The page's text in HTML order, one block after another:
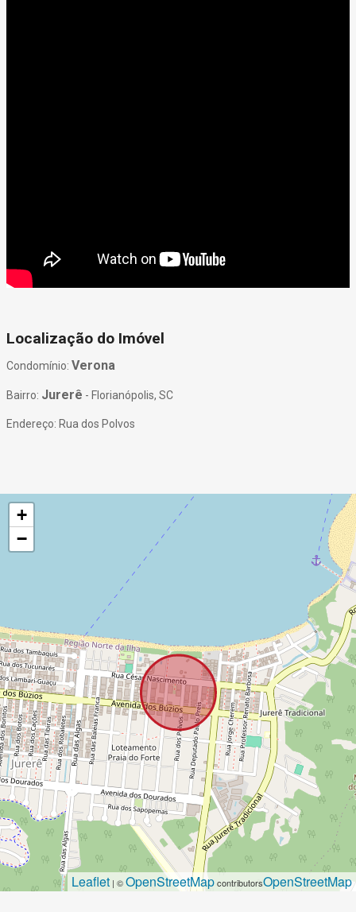
Localização do Imóvel
Condomínio: Verona
Bairro: Jurerê - Florianópolis, SC
Endereço: Rua dos Polvos
+
−
Leaflet | ©OpenStreetMapcontributorsOpenStreetMap